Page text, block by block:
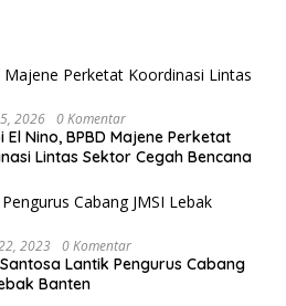
2026 0 Komentar
El Nino, BPBD Majene Perketat
Lintas Sektor Cegah Bencana
2023 0 Komentar
Lantik Pengurus Cabang
Banten